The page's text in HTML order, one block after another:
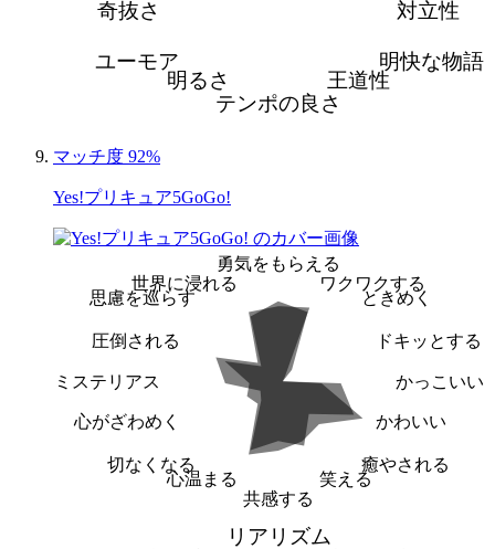
対立性
明快な物語
王道性
テンポの良さ
明るさ
ユーモア
奇抜さ
マッチ度 92%
Yes!プリキュア5GoGo!
勇気をもらえる
ワクワクする
ときめく
ドキッとする
かっこいい
かわいい
癒やされる
笑える
共感する
心温まる
切なくなる
心がざわめく
ミステリアス
圧倒される
思慮を巡らす
世界に浸れる
リアリズム